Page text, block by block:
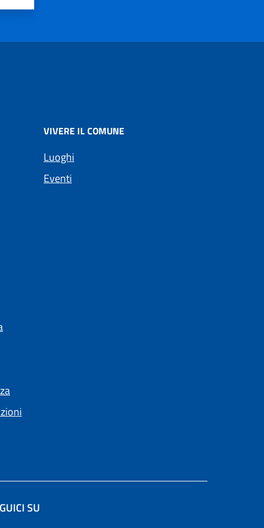
VIVERE IL COMUNE
Luoghi
Eventi
SU